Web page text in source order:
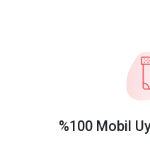
%100 Mobil